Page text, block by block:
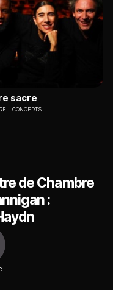
sacre
CONCERTS
de Chambre
: